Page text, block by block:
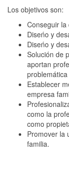
Los objetivos son:
Conseguir la
Diseńo y
Diseńo y
Solución de
aportan
Establecer
empresa
como la
como
Promover la
familia.